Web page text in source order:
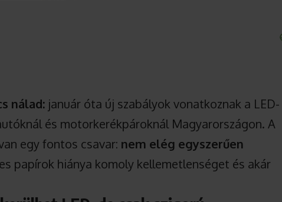
nálad: január óta új szabályok vonatkoznak a LED-
és motorkerékpároknál Magyarországon. A
egy fontos csavar: nem elég egyszerűen
papírok hiánya komoly kellemetlenséget és akár